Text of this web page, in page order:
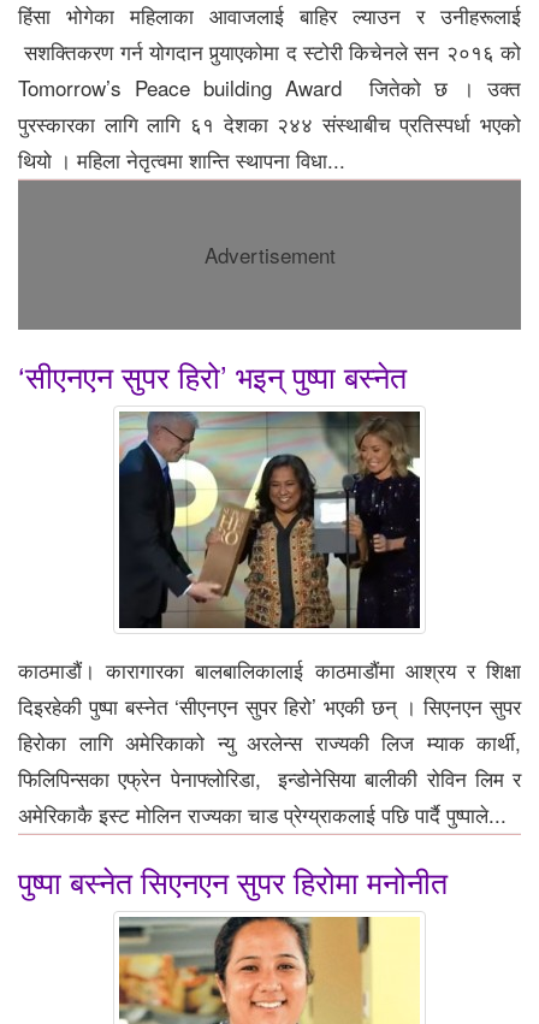
हिंसा भोगेका महिलाका आवाजलाई बाहिर ल्याउन र उनीहरूलाई
सशक्तिकरण गर्न योगदान पुर्‍याएकोमा द स्टोरी किचेनले सन २०१६ को
Tomorrow’s Peace building Award जितेको छ । उक्त
पुरस्कारका लागि लागि ६१ देशका २४४ संस्थाबीच प्रतिस्पर्धा भएको
थियो । महिला नेतृत्वमा शान्ति स्थापना विधा...
Advertisement
‘सीएनएन सुपर हिरो’ भइन् पुष्पा बस्नेत
काठमाडौं। कारागारका बालबालिकालाई काठमाडौंमा आश्रय र शिक्षा
दिइरहेकी पुष्पा बस्नेत ‘सीएनएन सुपर हिरो’ भएकी छन् । सिएनएन सुपर
हिरोका लागि अमेरिकाको न्यु अरलेन्स राज्यकी लिज म्याक कार्थी,
फिलिपिन्सका एफ्रेन पेनाफ्लोरिडा, इन्डोनेसिया बालीकी रोविन लिम र
अमेरिकाकै इस्ट मोलिन राज्यका चाड प्रेग्य्राकलाई पछि पार्दै पुष्पाले...
पुष्पा बस्नेत सिएनएन सुपर हिरोमा मनोनीत